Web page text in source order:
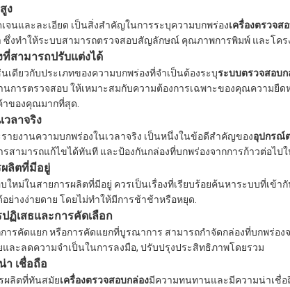
ง
จนและละเอียด เป็นสิ่งสําคัญในการระบุความบกพร่องเครื่องตรวจส
งทําให้ระบบสามารถตรวจสอบสัญลักษณ์ คุณภาพการพิมพ์ และโคร
สามารถปรับแต่งได้
ดียวกับประเภทของความบกพร่องที่จําเป็นต้องระบุระบบตรวจสอบก
การตรวจสอบ ให้เหมาะสมกับความต้องการเฉพาะของคุณความยื
าของคุณมากที่สุด.
วลาจริง
ายงานความบกพร่องในเวลาจริง เป็นหนึ่งในข้อดีสําคัญของอุปกรณ์
สามารถแก้ไขได้ทันที และป้องกันกล่องที่บกพร่องจากการก้าวต่อไป
ลิตที่มีอยู่
ใหม่ในสายการผลิตที่มีอยู่ ควรเป็นเรื่องที่เรียบร้อยค้นหาระบบที่เข้
างง่ายดาย โดยไม่ทําให้มีการช้าช้าหรือหยุด.
ฏิเสธและการคัดเลือก
การคัดแยก หรือการคัดแยกที่บูรณาการ สามารถกําจัดกล่องที่บกพร่
ละลดความจําเป็นในการลงมือ, ปรับปรุงประสิทธิภาพโดยรวม
เชื่อถือ
ผลิตที่ทันสมัยเครื่องตรวจสอบกล่องมีความทนทานและมีความน่าเชื่อ